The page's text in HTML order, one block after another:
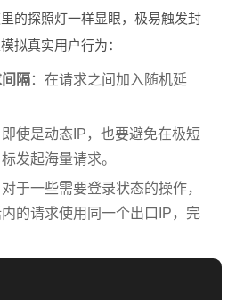
的探照灯一样显眼，极易触发封
拟真实用户行为：
隔：在请求之间加入随机延
即使是动态IP，也要避免在极短
发起海量请求。
于一些需要登录状态的操作，
的请求使用同一个出口IP，完